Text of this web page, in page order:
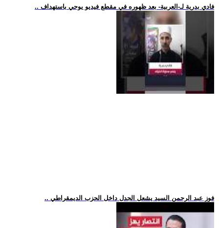
.. فادي بدرية لـ-العربية- بعد ظهوره في مقطع فيديو يوحي باستهداف
.. فوز عبد الرحمن السيد يشعل الجدل داخل الحزب الديمقراطي